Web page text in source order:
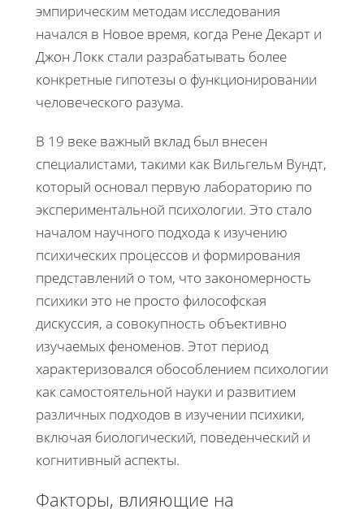
эмпирическим методам исследования
начался в Новое время, когда Рене Декарт и
Джон Локк стали разрабатывать более
конкретные гипотезы о функционировании
человеческого разума.
В 19 веке важный вклад был внесен
специалистами, такими как Вильгельм Вундт,
который основал первую лабораторию по
экспериментальной психологии. Это стало
началом научного подхода к изучению
психических процессов и формирования
представлений о том, что закономерность
психики это не просто философская
дискуссия, а совокупность объективно
изучаемых феноменов. Этот период
характеризовался обособлением психологии
как самостоятельной науки и развитием
различных подходов в изучении психики,
включая биологический, поведенческий и
когнитивный аспекты.
Факторы, влияющие на